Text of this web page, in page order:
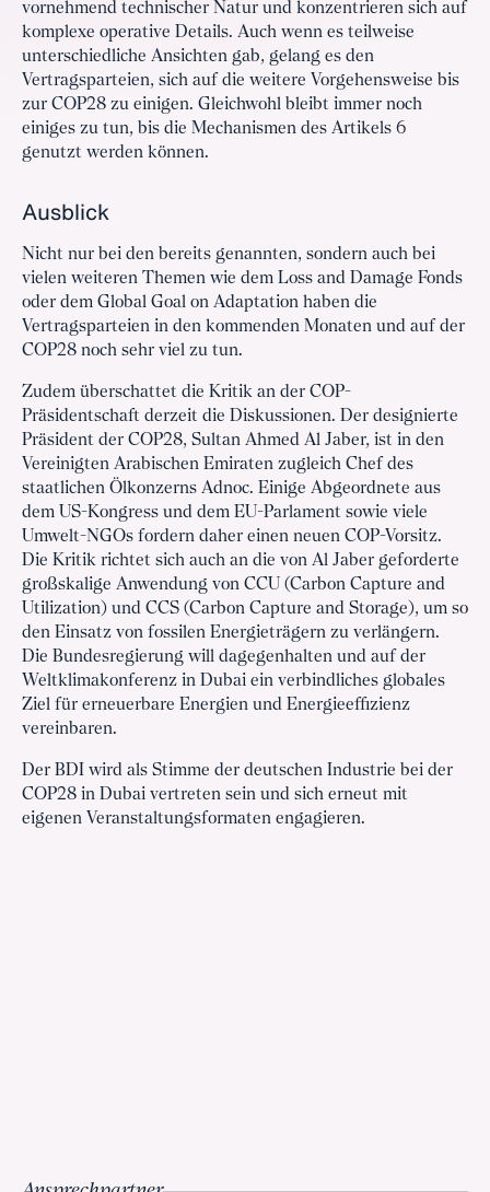
vornehmend technischer Natur und konzentrieren sich auf
komplexe operative Details. Auch wenn es teilweise
unterschiedliche Ansichten gab, gelang es den
Vertragsparteien, sich auf die weitere Vorgehensweise bis
zur COP28 zu einigen. Gleichwohl bleibt immer noch
einiges zu tun, bis die Mechanismen des Artikels 6
genutzt werden können.
Ausblick
Nicht nur bei den bereits genannten, sondern auch bei
vielen weiteren Themen wie dem Loss and Damage Fonds
oder dem Global Goal on Adaptation haben die
Vertragsparteien in den kommenden Monaten und auf der
COP28 noch sehr viel zu tun.
Zudem überschattet die Kritik an der COP-
Präsidentschaft derzeit die Diskussionen. Der designierte
Präsident der COP28, Sultan Ahmed Al Jaber, ist in den
Vereinigten Arabischen Emiraten zugleich Chef des
staatlichen Ölkonzerns Adnoc. Einige Abgeordnete aus
dem US-Kongress und dem EU-Parlament sowie viele
Umwelt-NGOs fordern daher einen neuen COP-Vorsitz.
Die Kritik richtet sich auch an die von Al Jaber geforderte
großskalige Anwendung von CCU (Carbon Capture and
Utilization) und CCS (Carbon Capture and Storage), um so
den Einsatz von fossilen Energieträgern zu verlängern.
Die Bundesregierung will dagegenhalten und auf der
Weltklimakonferenz in Dubai ein verbindliches globales
Ziel für erneuerbare Energien und Energieeffizienz
vereinbaren.
Der BDI wird als Stimme der deutschen Industrie bei der
COP28 in Dubai vertreten sein und sich erneut mit
eigenen Veranstaltungsformaten engagieren.